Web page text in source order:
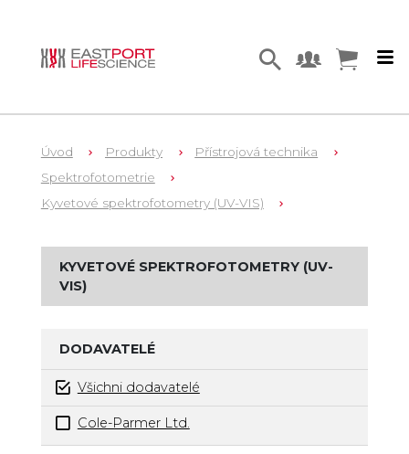
Úvod Produkty
Přístrojová technika
Spektrofotometrie
Kyvetové spektrofotometry (UV-VIS)
KYVETOVÉ SPEKTROFOTOMETRY (UV-
VIS)
DODAVATELÉ
Všichni dodavatelé
Cole-Parmer Ltd.